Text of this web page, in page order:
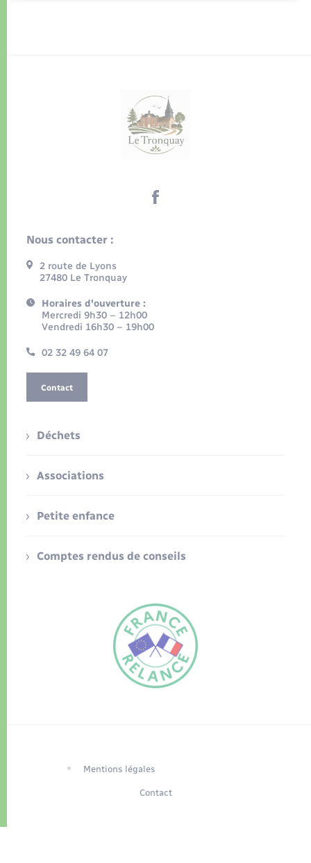
Nous contacter :
2 route de Lyons
27480 Le Tronquay
Horaires d'ouverture :
Mercredi 9h30 – 12h00
Vendredi 16h30 – 19h00
02 32 49 64 07
Contact
Déchets
Associations
Petite enfance
Comptes rendus de conseils
Mentions légales
Contact